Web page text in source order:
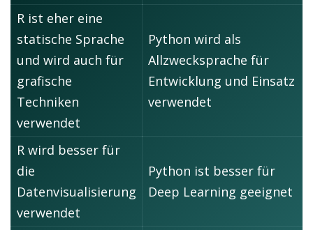
R ist eher eine
statische Sprache
und wird auch für
grafische
Techniken
verwendet
Python wird als
Allzwecksprache für
Entwicklung und Einsatz
verwendet
R wird besser für
die
Datenvisualisierung
verwendet
Python ist besser für
Deep Learning geeignet